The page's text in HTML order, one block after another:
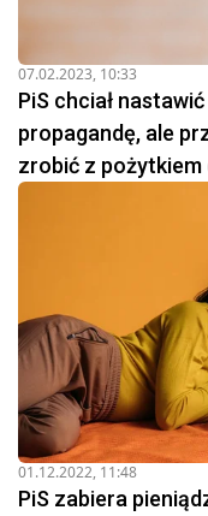
07.02.2023, 10:33
PiS chciał
propagandę, ale
zrobić z pożytkiem
01.12.2022, 11:48
PiS zabiera